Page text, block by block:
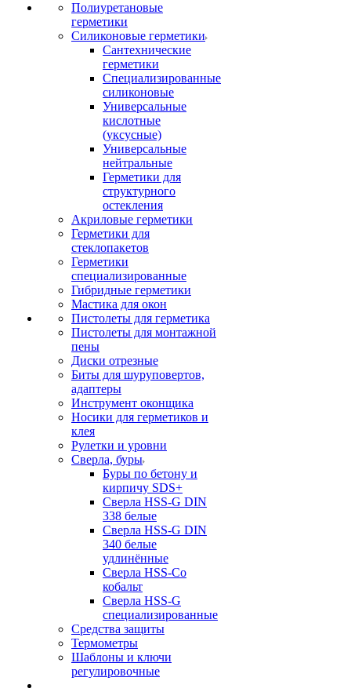
Полиуретановые
герметики
Силиконовые герметики
Сантехнические
герметики
Специализированные
силиконовые
Универсальные
кислотные
(уксусные)
Универсальные
нейтральные
Герметики для
структурного
остекления
Акриловые герметики
Герметики для
стеклопакетов
Герметики
специализированные
Гибридные герметики
Мастика для окон
Пистолеты для герметика
Пистолеты для монтажной
пены
Диски отрезные
Биты для шуруповертов,
адаптеры
Инструмент оконщика
Носики для герметиков и
клея
Рулетки и уровни
Сверла, буры
Буры по бетону и
кирпичу SDS+
Сверла HSS-G DIN
338 белые
Сверла HSS-G DIN
340 белые
удлинённые
Сверла HSS-Co
кобальт
Сверла HSS-G
специализированные
Средства защиты
Термометры
Шаблоны и ключи
регулировочные